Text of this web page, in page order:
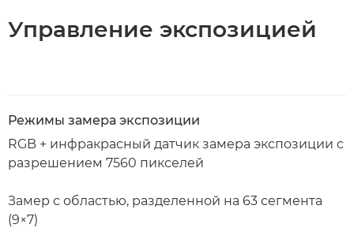
Управление экспозицией
Режимы замера экспозиции
RGB + инфракрасный датчик замера экспозиции с
разрешением 7560 пикселей
Замер с областью, разделенной на 63 сегмента
(9×7)